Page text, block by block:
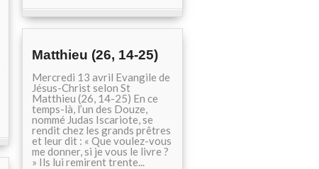
Matthieu (26, 14-25)
Mercredi 13 avril Evangile de
Jésus-Christ selon St
Matthieu (26, 14-25) En ce
temps-là, l’un des Douze,
nommé Judas Iscariote, se
rendit chez les grands prêtres
et leur dit : « Que voulez-vous
me donner, si je vous le livre ?
» Ils lui remirent trente...